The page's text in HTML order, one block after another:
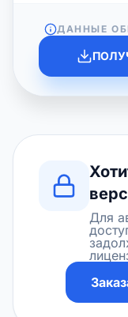
ДАННЫЕ
Для